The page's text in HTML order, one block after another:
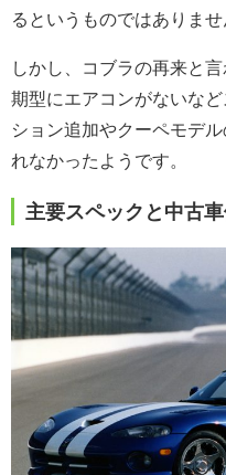
るというものではありませ
しかし、コブラの再来と
期型にエアコンがないな
ション追加やクーペモデ
れなかったようです。
主要スペックと中古